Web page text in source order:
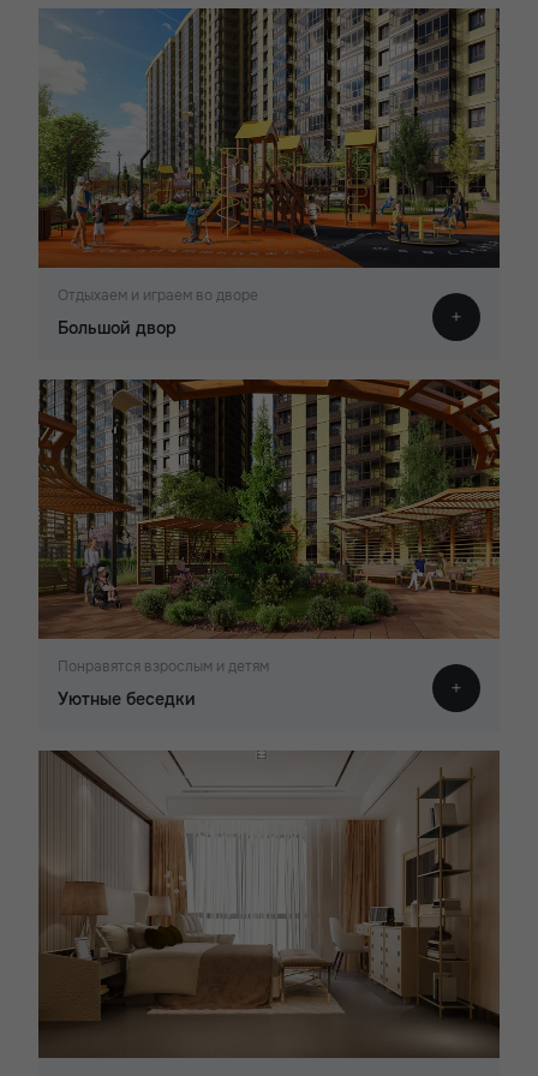
Отдыхаем и играем во дворе
Большой двор
Понравятся взрослым и детям
Уютные беседки